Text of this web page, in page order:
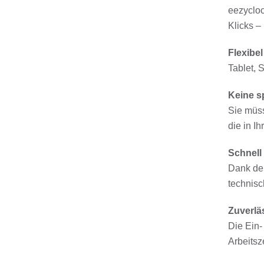
Klicks –
Tablet,
Keine
Sie
die in
Schnell
Dank
Die